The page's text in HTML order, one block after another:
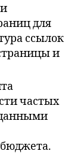
для
ссылок
и
частых